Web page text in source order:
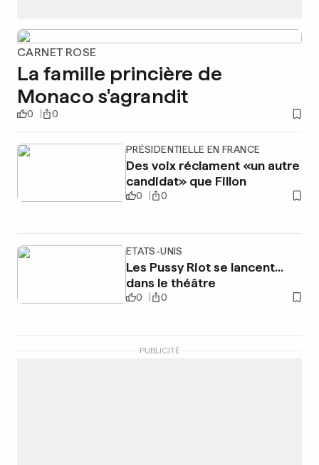
CARNET ROSE
La famille princière de
Monaco s'agrandit
0 0
PRÉSIDENTIELLE EN FRANCE
Des voix réclament «un autre
candidat» que Fillon
0 0
ETATS-UNIS
Les Pussy Riot se lancent...
dans le théâtre
0 0
PUBLICITÉ